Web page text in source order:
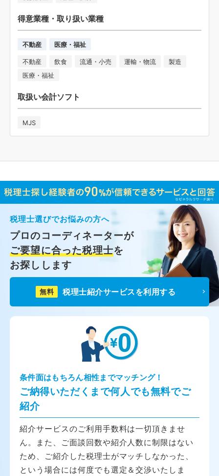
得意業種・取り扱い業種
不動産 医療・福祉
不動産 飲食 流通・小売 運輸・物流
製造
医療・福祉
取扱い会計ソフト
MJS
税理士選びでお悩みの方へ
プロのコーディネーターが
ご要望に合った税理士を
お探しします
無料 税理士紹介サービスを利用する
条件面はもちろん相性までマッチング！
ご納得いただくまで何人でも無料でご
紹介
紹介サービスのご利用手数料は一切頂きませ
ん。また、ご面談回数や紹介人数に制限はない
ため、ご紹介した税理士がマッチしなかった、
という場合には何度でも選定＆交渉いたしま